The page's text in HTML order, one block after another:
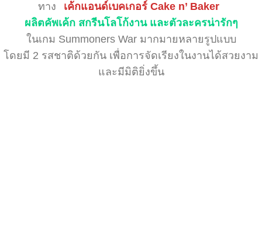
ทาง
เค้กแอนด์เบคเกอร์ Cake n’ Baker
ผลิตคัพเค้ก สกรีนโลโก้งาน และตัวละครน่ารักๆ
ในเกม Summoners War มากมายหลายรูปแบบ
โดยมี 2 รสชาติด้วยกัน เพื่อการจัดเรียงในงานได้สวยงาม
และมีมิติยิ่งขึ้น